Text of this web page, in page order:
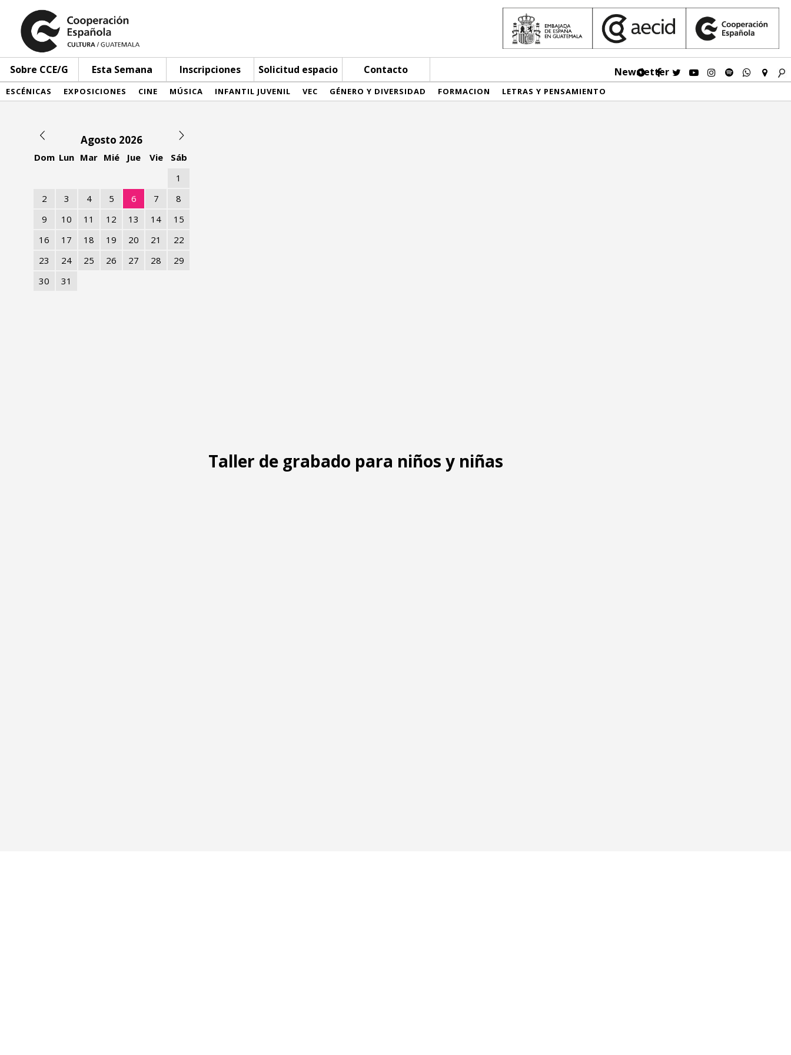
Sobre CCE/G Esta Semana Inscripciones Solicitud espacio Contacto Newsletter
ESCÉNICAS EXPOSICIONES CINE MÚSICA INFANTIL JUVENIL VEC GÉNERO Y DIVERSIDAD FORMACION LETRAS Y PENSAMIENTO
Agosto 2026
Dom Lun Mar Mié Jue Vie
Sáb
1
2
3 4 5 6 7
8
9
10 11 12 13 14
15
16
17 18 19 20 21
22
23
24 25 26 27 28
29
30
31
Taller de grabado para niños y niñas